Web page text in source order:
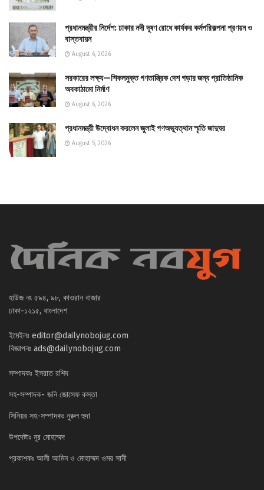
প্রধানমন্ত্রীর নির্দেশ: ঢাকার নদী দূষণ রোধে কার্যকর কর্মপরিকল্পনা প্রণয়ন ও
বাস্তবায়ন
August 6, 2026
সরকারের লক্ষ্য—শিকলমুক্ত গণতান্ত্রিক দেশ গড়ার জন্য প্রাতিষ্ঠানিক
অবকাঠামো নির্মাণ
August 6, 2026
প্রধানমন্ত্রী উদ্বোধন করলেন জুলাই গণঅভ্যুত্থান স্মৃতি জাদুঘর
August 5, 2026
হাউজ নং ৫৯৪, ৯৮, কাওরান বাজার
ঢাকা-১২১৫, বাংলাদেশ
ইমেইলঃ editor@dailynobojug.com
বিজ্ঞাপনঃ ads@dailynobojug.com
সম্পাদকঃ ইসরাত রশিদ
সহ-সম্পাদক- জনি জোসেফ কস্তা
সিনিয়র সহ-সম্পাদকঃ নুরুল হুদা
উপদেষ্টাঃ নূর মোহাম্মদ
প্রকাশকঃ আলী আমিন ও মোহাম্মদ ওমর সানী